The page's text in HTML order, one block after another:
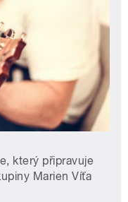
který připravuje
Marien Víťa